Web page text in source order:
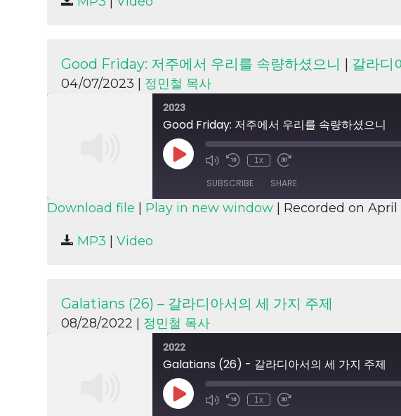
RSS FEED
Good Friday: 저주에서 우리를 속량하셨으니 | 갈라디
04/07/2023 | 정민철 목사
2023
Good Friday: 저주에서 우리를 속량하셨으니
Play
Episode
1x
SUBSCRIBE SHARE
RSS FEED
Download file Play in new window Recorded on April
MP3 |Video
Galatians (26) – 갈라디아서의 세 가지 주제
08/28/2022 | 정민철 목사
2022
Galatians (26) - 갈라디아서의 세 가지 주제
Play
Episode
1x